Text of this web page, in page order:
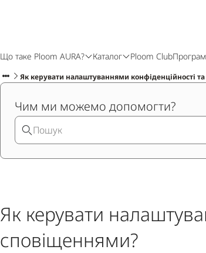
Що таке Ploom AURA? Каталог Ploom Club
Як керувати налаштуваннями конфіденційності
Чим ми можемо допомогти?
Як керувати
сповіщеннями?